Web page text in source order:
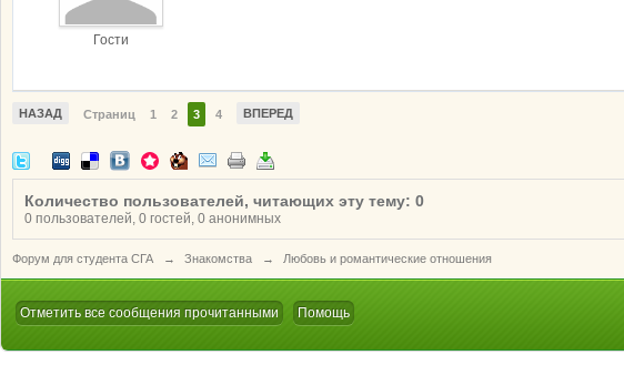
Гости
НАЗАД Страниц 1 2 3 4 ВПЕРЕД
Количество пользователей, читающих эту тему: 0
0 пользователей, 0 гостей, 0 анонимных
Форум для студента СГА → Знакомства → Любовь и романтические отношения
Отметить все сообщения прочитанными Помощь